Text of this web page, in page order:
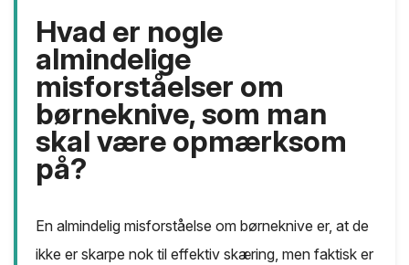
Hvad er nogle
almindelige
misforståelser om
børneknive, som man
skal være opmærksom
på?
En almindelig misforståelse om børneknive er, at de
ikke er skarpe nok til effektiv skæring, men faktisk er